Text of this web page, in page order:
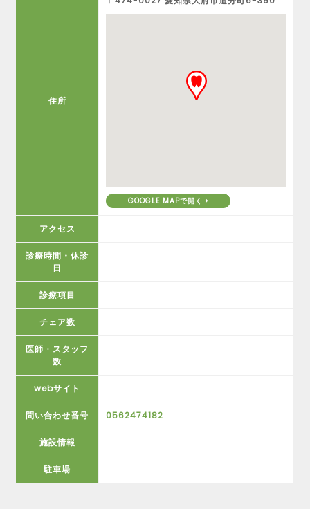
住所
GOOGLE MAPで開く
アクセス
診療時間・休診
日
診療項目
チェア数
医師・スタッフ
数
webサイト
問い合わせ番号 0562474182
施設情報
駐車場